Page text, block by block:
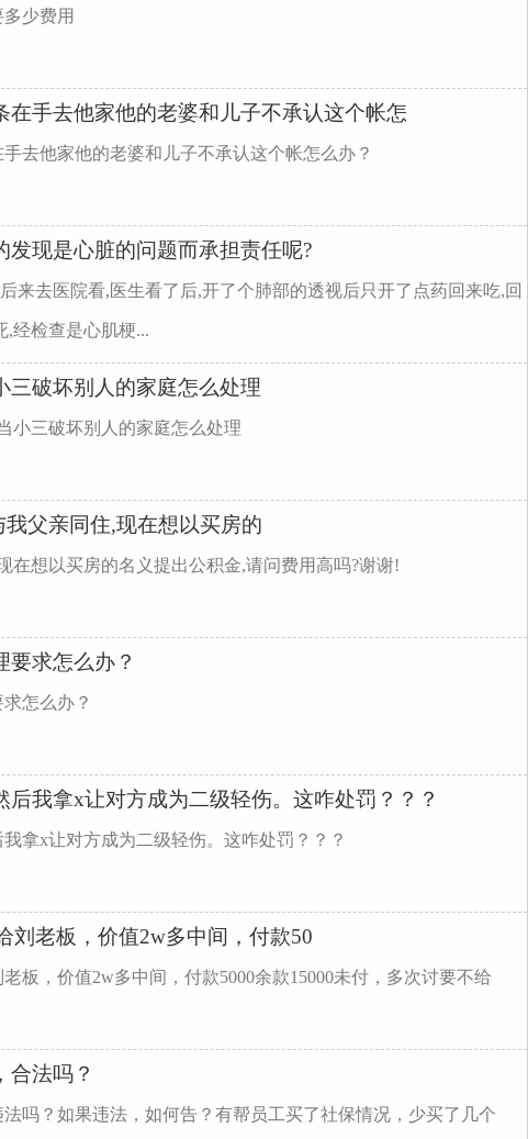
少费用
在手去他家他的老婆和儿子不承认这个帐怎
去他家他的老婆和儿子不承认这个帐怎么办？
发现是心脏的问题而承担责任呢?
来去医院看,医生看了后,开了个肺部的透视后只开了点药回来吃,回
,经检查是心肌梗...
三破坏别人的家庭怎么处理
小三破坏别人的家庭怎么处理
父亲同住,现在想以买房的
在想以买房的名义提出公积金,请问费用高吗?谢谢!
要求怎么办？
怎么办？
后我拿x让对方成为二级轻伤。这咋处罚？？？
拿x让对方成为二级轻伤。这咋处罚？？？
刘老板，价值2w多中间，付款50
板，价值2w多中间，付款5000余款15000未付，多次讨要不给
合法吗？
吗？如果违法，如何告？有帮员工买了社保情况，少买了几个